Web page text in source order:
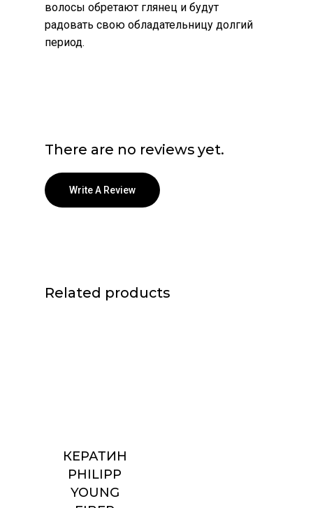
волосы обретают глянец и будут
радовать свою обладательницу долгий
период.
There are no reviews yet.
Write A Review
Related products
КЕРАТИН
PHILIPP
YOUNG